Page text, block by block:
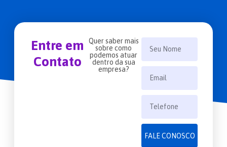
Entre em
Contato
Quer saber mais
sobre como
podemos atuar
dentro da sua
empresa?
FALE CONOSCO